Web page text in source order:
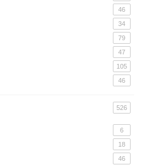
46
34
79
47
105
46
526
6
18
46